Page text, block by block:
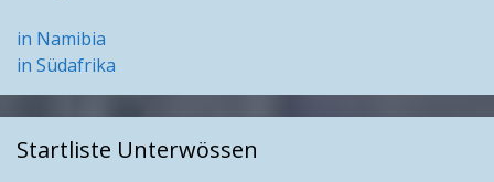
in Namibia
in Südafrika
Startliste Unterwössen